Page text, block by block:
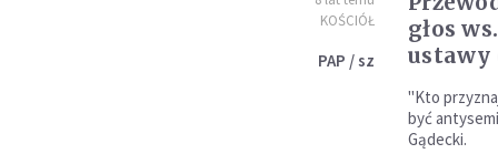
KOŚCIÓŁ
PAP / sz
głos
ustawy
"Kto
być
Gądecki.